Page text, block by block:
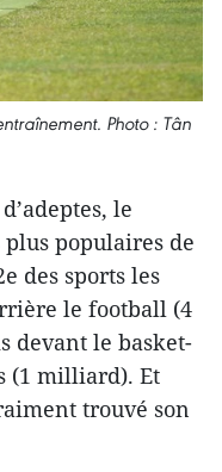
Photo : Tân
le
plus populaires de
des sports les
le football (4
devant le basket-
(1 milliard). Et
trouvé son